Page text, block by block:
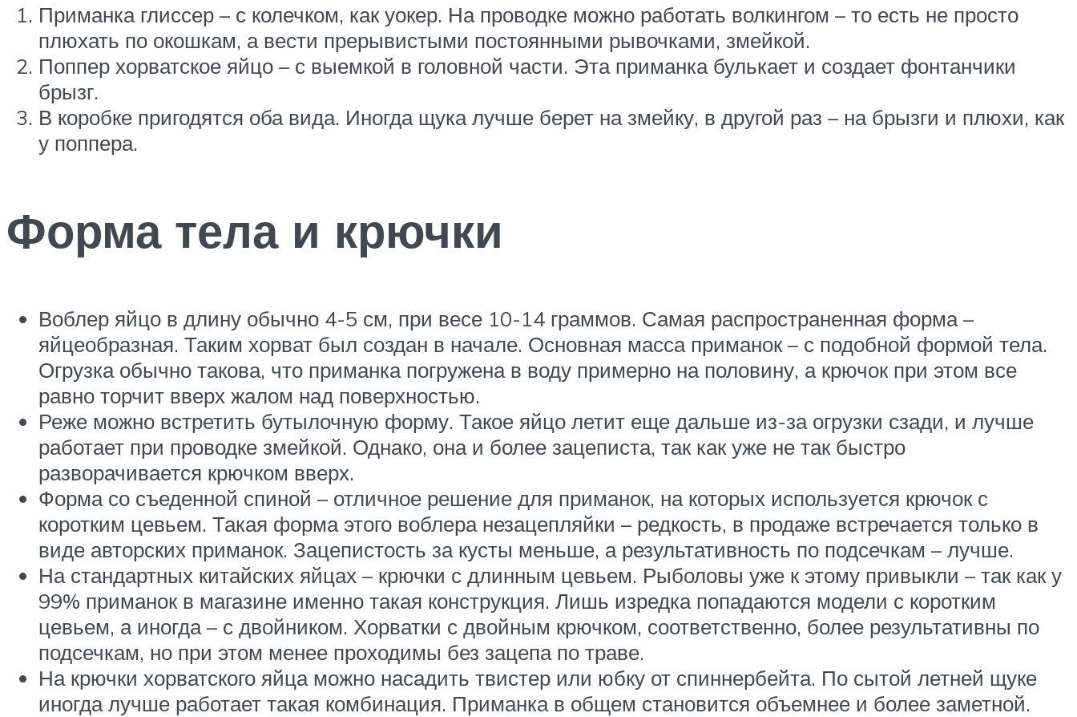
Приманка глиссер – с колечком, как уокер. На проводке можно работать волкингом – то есть не просто
плюхать по окошкам, а вести прерывистыми постоянными рывочками, змейкой.
Поппер хорватское яйцо – с выемкой в головной части. Эта приманка булькает и создает фонтанчики
брызг.
В коробке пригодятся оба вида. Иногда щука лучше берет на змейку, в другой раз – на брызги и плюхи, как
у поппера.
Форма тела и крючки
Воблер яйцо в длину обычно 4-5 см, при весе 10-14 граммов. Самая распространенная форма –
яйцеобразная. Таким хорват был создан в начале. Основная масса приманок – с подобной формой тела.
Огрузка обычно такова, что приманка погружена в воду примерно на половину, а крючок при этом все
равно торчит вверх жалом над поверхностью.
Реже можно встретить бутылочную форму. Такое яйцо летит еще дальше из-за огрузки сзади, и лучше
работает при проводке змейкой. Однако, она и более зацеписта, так как уже не так быстро
разворачивается крючком вверх.
Форма со съеденной спиной – отличное решение для приманок, на которых используется крючок с
коротким цевьем. Такая форма этого воблера незацепляйки – редкость, в продаже встречается только в
виде авторских приманок. Зацепистость за кусты меньше, а результативность по подсечкам – лучше.
На стандартных китайских яйцах – крючки с длинным цевьем. Рыболовы уже к этому привыкли – так как у
99% приманок в магазине именно такая конструкция. Лишь изредка попадаются модели с коротким
цевьем, а иногда – с двойником. Хорватки с двойным крючком, соответственно, более результативны по
подсечкам, но при этом менее проходимы без зацепа по траве.
На крючки хорватского яйца можно насадить твистер или юбку от спиннербейта. По сытой летней щуке
иногда лучше работает такая комбинация. Приманка в общем становится объемнее и более заметной.